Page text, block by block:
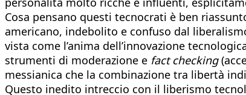
Cosa pensano questi tecnocrati è ben
americano, indebolito e confuso dal
vista come l’anima dell’innovazione
strumenti di moderazione e fact checking
messianica che la combinazione tra libertà
Questo inedito intreccio con il liberismo